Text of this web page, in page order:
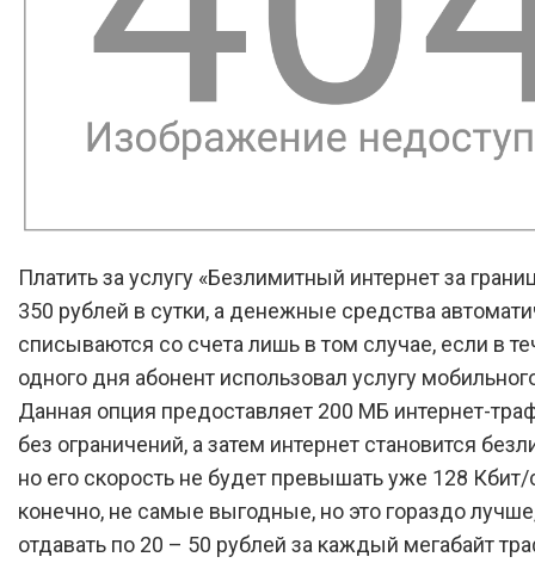
Платить за услугу «Безлимитный интернет за
350 рублей в сутки, а денежные средства
списываются со счета лишь в том случае, если в
одного дня абонент использовал услугу
Данная опция предоставляет 200 МБ интернет-
без ограничений, а затем интернет становится
но его скорость не будет превышать уже 128 Кбит/
конечно, не самые выгодные, но это гораздо
отдавать по 20 – 50 рублей за каждый мегабайт